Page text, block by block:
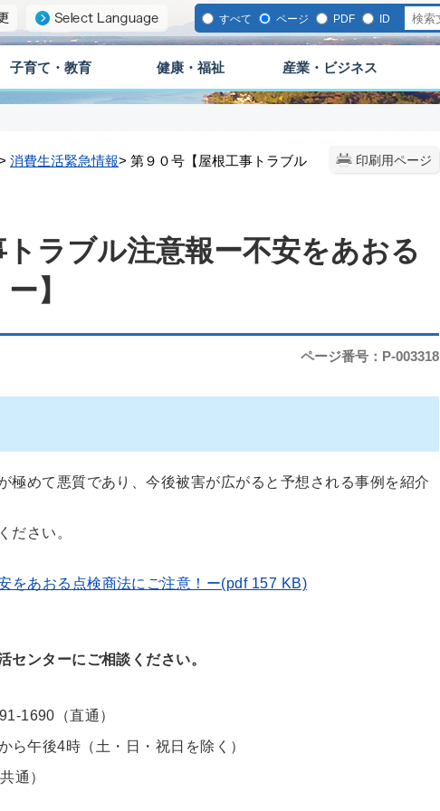
すべて ページ PDF ID
子育て・教育 健康・福祉 産業・ビジネス
印刷用ページ
消費生活緊急情報> 第９０号【屋根工事トラブル
ラブル注意報ー不安をあおる
】
ページ番号：P-003318
極めて悪質であり、今後被害が広がると予想される事例を紹介
ださい。
をあおる点検商法にご注意！ー(pdf 157 KB)
センターにご相談ください。
1690（直通）
午後4時（土・日・祝日を除く）
通）